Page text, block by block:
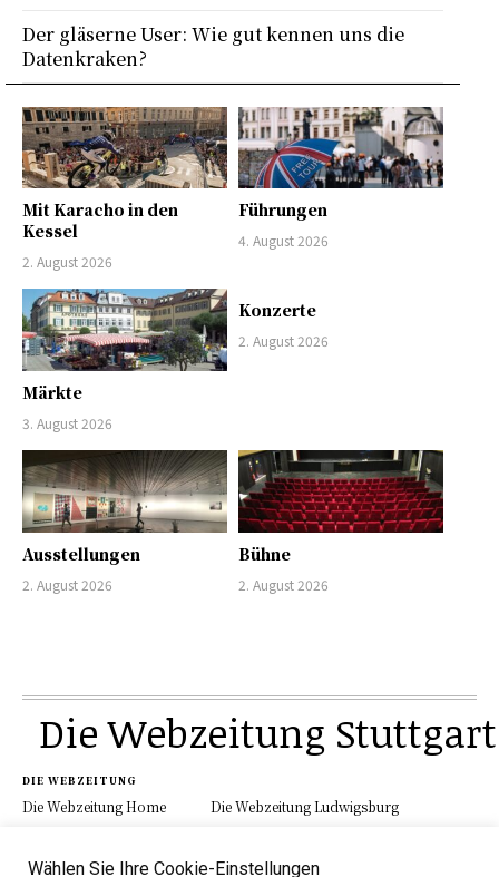
Mit Karacho in den
Kessel
2. August 2026
Führungen
4. August 2026
Märkte
3. August 2026
Konzerte
2. August 2026
Ausstellungen
2. August 2026
Bühne
2. August 2026
Der gläserne User: Wie gut kennen uns die
Datenkraken?
Die Webzeitung Stuttgart
DIE WEBZEITUNG
Die Webzeitung Home
Die Webzeitung Ludwigsburg
Impressum
Datenschutz
Wählen Sie Ihre Cookie-Einstellungen